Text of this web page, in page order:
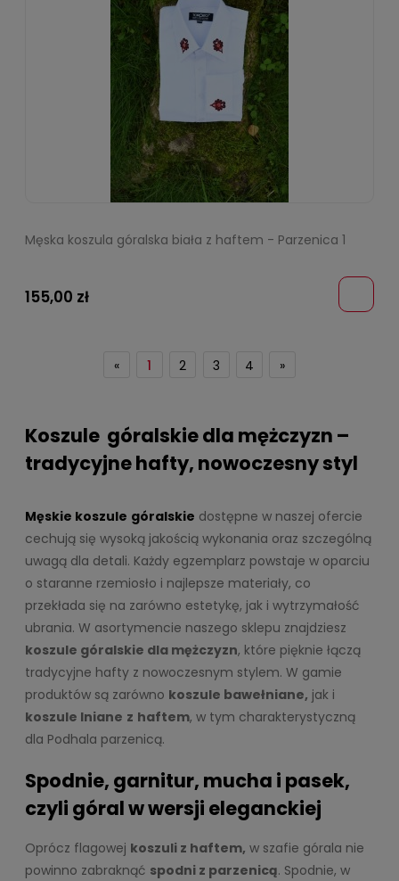
Męska koszula góralska biała z haftem - Parzenica 1
155,00 zł
« 1 2 3 4 »
Koszule góralskie dla mężczyzn –
tradycyjne hafty, nowoczesny styl
Męskie koszule góralskie dostępne w naszej ofercie
cechują się wysoką jakością wykonania oraz szczególną
uwagą dla detali. Każdy egzemplarz powstaje w oparciu
o staranne rzemiosło i najlepsze materiały, co
przekłada się na zarówno estetykę, jak i wytrzymałość
ubrania. W asortymencie naszego sklepu znajdziesz
koszule góralskie dla mężczyzn, które pięknie łączą
tradycyjne hafty z nowoczesnym stylem. W gamie
produktów są zarówno koszule bawełniane, jak i
koszule lniane z haftem, w tym charakterystyczną
dla Podhala parzenicą.
Spodnie, garnitur, mucha i pasek,
czyli góral w wersji eleganckiej
Oprócz flagowej koszuli z haftem, w szafie górala nie
powinno zabraknąć spodni z parzenicą. Spodnie, w